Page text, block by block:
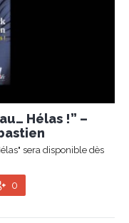
Hélas !” –
sera disponible dès
0